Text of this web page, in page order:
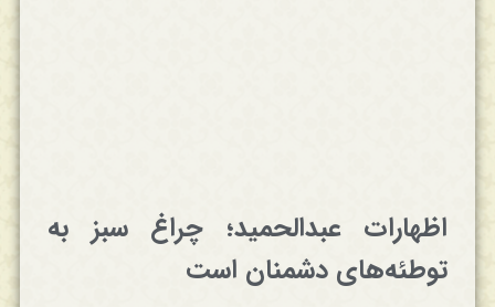
اظهارات عبدالحمید؛ چراغ سبز به
توطئه‌های دشمنان است